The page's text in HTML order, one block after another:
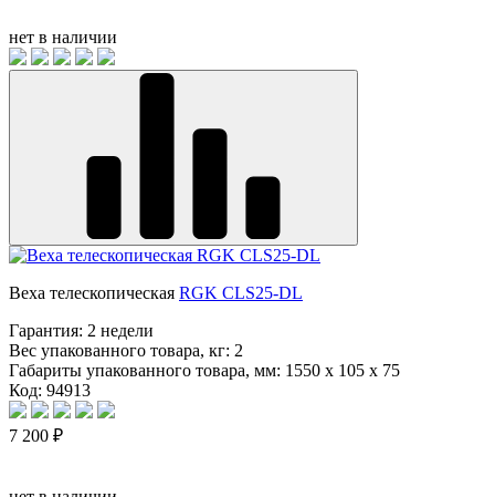
нет в наличии
Веха телескопическая RGK CLS25-DL
Гарантия: 2 недели
Вес упакованного товара, кг: 2
Габариты упакованного товара, мм: 1550 x 105 x 75
Код: 94913
7 200 ₽